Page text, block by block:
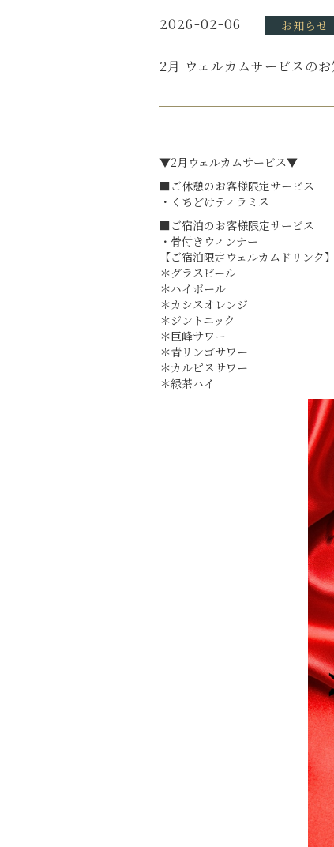
2026-02-06 お知らせ
2月 ウェルカムサービスの
▼2月ウェルカムサービス▼
■ご休憩のお客様限定サービス
・くちどけティラミス
■ご宿泊のお客様限定サービス
・骨付きウィンナー
【ご宿泊限定ウェルカムドリンク】
＊グラスビール
＊ハイボール
＊カシスオレンジ
＊ジントニック
＊巨峰サワー
＊青リンゴサワー
＊カルピスサワー
＊緑茶ハイ